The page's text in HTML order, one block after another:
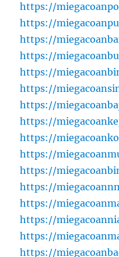
https://
https://
https://
https://
https://
https://
https://
https://
https://
https://
https://
https://
https://
https://
https://
https://